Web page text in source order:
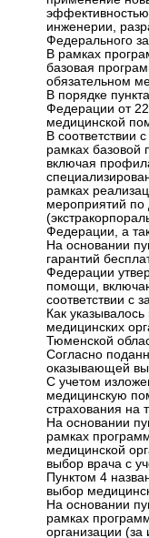
инженерии,
Федерального
В рамках
базовая
обязательном
В порядке
Федерации от
медицинской
В соответствии
рамках базовой
включая
рамках
мероприятий по
Федерации, а
На основании
гарантий
Федерации
помощи,
соответствии с
Как
медицинских
Тюменской
Согласно
оказывающей
С учетом
медицинскую
страхования на
На основании
рамках
медицинской
выбор врача с
Пунктом 4
выбор
На основании
рамках
организации